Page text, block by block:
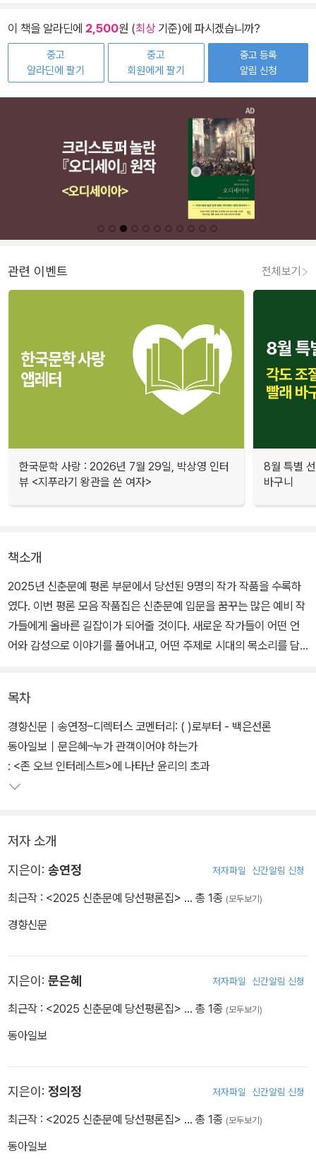
이 책을 알라딘에 2,500원 (최상기준)에 파시겠습니까?
중고
알라딘에 팔기
중고
회원에게 팔기
중고 등록
알림 신청
관련 이벤트 전체보기
한국문학 사랑 : 2026년 7월 29일, 박상영 인터
뷰 <지푸라기 왕관을 쓴 여자>
8월 특별
바구니
책소개
2025년 신춘문예 평론 부문에서 당선된 9명의 작가 작품을 수록하
였다. 이번 평론 모음 작품집은 신춘문예 입문을 꿈꾸는 많은 예비 작
가들에게 올바른 길잡이가 되어줄 것이다. 새로운 작가들이 어떤 언
어와 감성으로 이야기를 풀어내고, 어떤 주제로 시대의 목소리를 담
기회를 제공할 것이다.
목차
경향신문｜송연정–디렉터스 코멘터리: ( )로부터 - 백은선론
동아일보｜문은혜–누가 관객이어야 하는가
: <존 오브 인터레스트>에 나타난 윤리의 초과
저자 소개
지은이: 송연정 저자파일 신간알림 신청
최근작 : <2025 신춘문예 당선평론집> … 총 1종 (모두보기)
경향신문
지은이: 문은혜 저자파일 신간알림 신청
최근작 : <2025 신춘문예 당선평론집> … 총 1종 (모두보기)
동아일보
지은이: 정의정 저자파일 신간알림 신청
최근작 : <2025 신춘문예 당선평론집> … 총 1종 (모두보기)
동아일보